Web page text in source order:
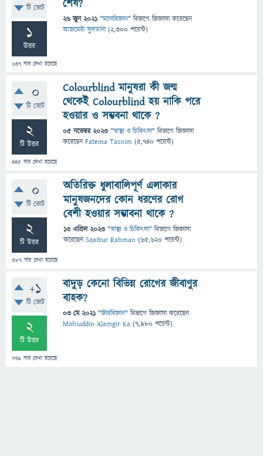
টি ভোট
1
উত্তর
647 বার দেখা হয়েছে
শেষ?
26 জুন 2021 "মনোবিজ্ঞান" বিভাগে জিজ্ঞাসাকরেছেন
আজমেরী সুলতানা (2,300 পয়েন্ট)
0
টি ভোট
2
টি উত্তর
445 বার দেখা হয়েছে
Colourblind মানুষরা কী জন্ম
থেকেই Colourblind হয় নাকি পরে
হওয়ার ও সম্ভবনা থাকে ?
05 নভেম্বর 2023 "স্বাস্থ্য ও চিকিৎসা" বিভাগে জিজ্ঞাসা
করেছেনFatema Tasnim (5,740 পয়েন্ট)
0
টি ভোট
2
টি উত্তর
387 বার দেখা হয়েছে
অতিরিক্ত ধুলাবালিপূর্ণ এলাকার
মানুষজনদের কোন ধরণের রোগ
বেশী হওয়ার সম্ভাবনা থাকে ?
13 এপ্রিল 2023 "স্বাস্থ্য ও চিকিৎসা" বিভাগে জিজ্ঞাসা
করেছেনSoaibur Rahman (65,620 পয়েন্ট)
+1
টি ভোট
2
টি উত্তর
779 বার দেখা হয়েছে
বাদুড় কেনো বিভিন্ন রোগের জীবাণুর
বাহক?
03 মে 2021 "জীববিজ্ঞান" বিভাগে জিজ্ঞাসাকরেছেন
Mohiuddin Alamgir Ka (7,980 পয়েন্ট)